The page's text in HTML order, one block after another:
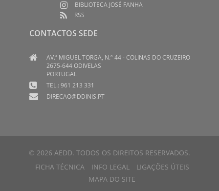
BIBLIOTECA JOSÉ FANHA
RSS
CONTACTOS SEDE
AV.ª MIGUEL TORGA, N.º 44 - COLINAS DO CRUZEIRO
2675-644 ODIVELAS
PORTUGAL
TEL.: 961 213 331
DIRECAO@DDINIS.PT
© 2026 AEDD. TODOS OS DIREITOS RESERVADOS.
FICHA TÉCNICA
INFO LEGAL
LIGAÇÕES ÚTEIS
MAPA DO SITE